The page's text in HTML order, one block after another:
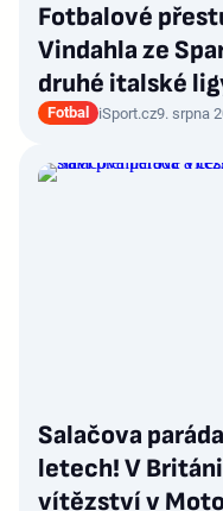
Fotbalové
Vindahla ze
druhé italské
Fotbal iSport.cz9. srpna
Salačova
letech! V
vítězství v